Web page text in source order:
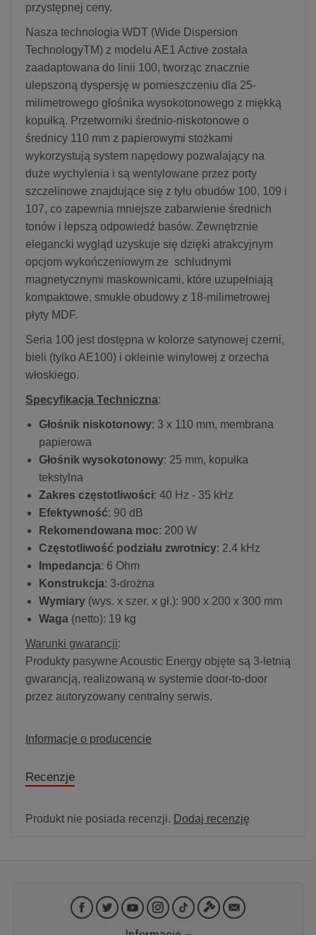
przystępnej ceny.
Nasza technologia WDT (Wide Dispersion
TechnologyTM) z modelu AE1 Active została
zaadaptowana do linii 100, tworząc znacznie
ulepszoną dyspersję w pomieszczeniu dla 25-
milimetrowego głośnika wysokotonowego z miękką
kopułką. Przetworniki średnio-niskotonowe o
średnicy 110 mm z papierowymi stożkami
wykorzystują system napędowy pozwalający na
duże wychylenia i są wentylowane przez porty
szczelinowe znajdujące się z tyłu obudów 100, 109 i
107, co zapewnia mniejsze zabarwienie średnich
tonów i lepszą odpowiedź basów. Zewnętrznie
elegancki wygląd uzyskuje się dzięki atrakcyjnym
opcjom wykończeniowym ze schludnymi
magnetycznymi maskownicami, które uzupełniają
kompaktowe, smukłe obudowy z 18-milimetrowej
płyty MDF.
Seria 100 jest dostępna w kolorze satynowej czerni,
bieli (tylko AE100) i okleinie winylowej z orzecha
włoskiego.
Specyfikacja Techniczna:
Głośnik niskotonowy: 3 x 110 mm, membrana
papierowa
Głośnik wysokotonowy: 25 mm, kopułka
tekstylna
Zakres częstotliwości: 40 Hz - 35 kHz
Efektywność: 90 dB
Rekomendowana moc: 200 W
Częstotliwość podziału zwrotnicy: 2.4 kHz
Impedancja: 6 Ohm
Konstrukcja: 3-drożna
Wymiary (wys. x szer. x gł.): 900 x 200 x 300 mm
Waga (netto): 19 kg
Warunki gwarancji:
Produkty pasywne Acoustic Energy objęte są 3-letnią
gwarancją, realizowaną w systemie door-to-door
przez autoryzowany centralny serwis.
Informacje o producencie
Recenzje
Produkt nie posiada recenzji. Dodaj recenzję